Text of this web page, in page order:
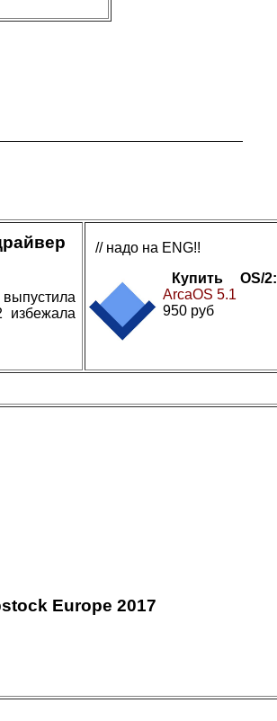
избежала
// надо на ENG!!
Купить OS/2:
ArcaOS 5.1
950 руб
Europe 2017